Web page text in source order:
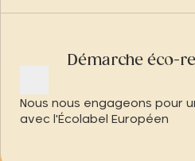
Démarche éco-
Nous nous engageons pour
avec l'Écolabel Européen